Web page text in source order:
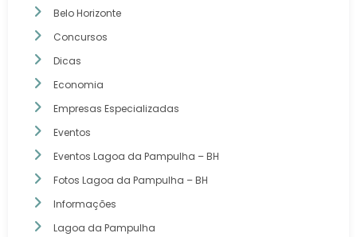
Belo Horizonte
Concursos
Dicas
Economia
Empresas Especializadas
Eventos
Eventos Lagoa da Pampulha – BH
Fotos Lagoa da Pampulha – BH
Informações
Lagoa da Pampulha